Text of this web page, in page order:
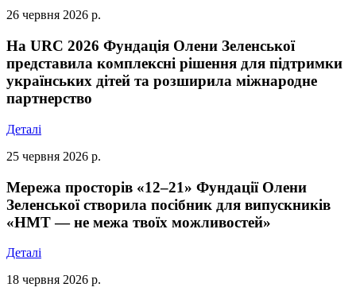
26 червня 2026 р.
На URC 2026 Фундація Олени Зеленської
представила комплексні рішення для підтримки
українських дітей та розширила міжнародне
партнерство
Деталі
25 червня 2026 р.
Мережа просторів «12–21» Фундації Олени
Зеленської створила посібник для випускників
«НМТ — не межа твоїх можливостей»
Деталі
18 червня 2026 р.